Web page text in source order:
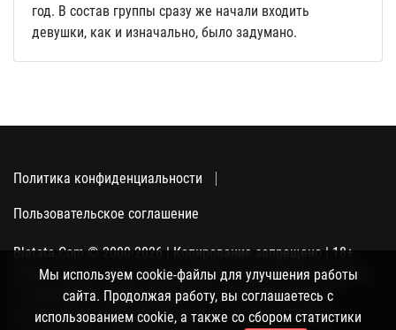
год. В состав группы сразу же начали входить
девушки, как и изначально, было задумано.
Политика конфиденциальности
Пользовательское соглашение
Blatata.Com © 2000-2026 | Копирование запрещено | 18+
Использование сайта подразумевает ваше полное согласие
с политикой конфиденциальности, пользовательским
соглашением и поддержкой куки, а также со сбором
Мы используем cookie-файлы для улучшения работы
сайта. Продолжая работу, вы соглашаетесь с
использованием cookie, а также со сбором статистики